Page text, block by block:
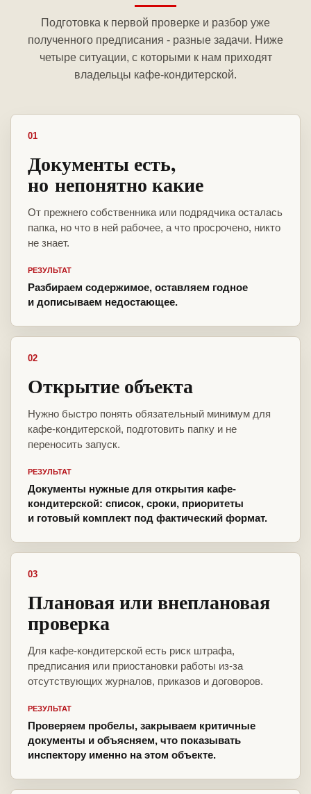
Подготовка к первой проверке и разбор уже
полученного предписания - разные задачи. Ниже
четыре ситуации, с которыми к нам приходят
владельцы кафе-кондитерской.
01
Документы есть,
но непонятно какие
От прежнего собственника или подрядчика осталась
папка, но что в ней рабочее, а что просрочено, никто
не знает.
РЕЗУЛЬТАТ
Разбираем содержимое, оставляем годное
и дописываем недостающее.
02
Открытие объекта
Нужно быстро понять обязательный минимум для
кафе-кондитерской, подготовить папку и не
переносить запуск.
РЕЗУЛЬТАТ
Документы нужные для открытия кафе-
кондитерской: список, сроки, приоритеты
и готовый комплект под фактический формат.
03
Плановая или внеплановая
проверка
Для кафе-кондитерской есть риск штрафа,
предписания или приостановки работы из-за
отсутствующих журналов, приказов и договоров.
РЕЗУЛЬТАТ
Проверяем пробелы, закрываем критичные
документы и объясняем, что показывать
инспектору именно на этом объекте.